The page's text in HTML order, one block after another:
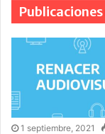
1 septiembre, 2021